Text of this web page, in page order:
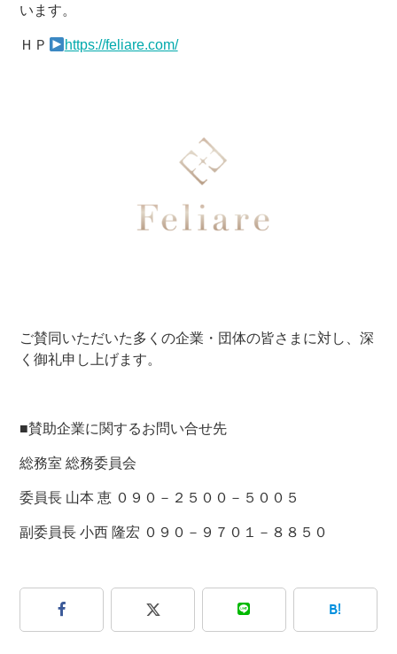
います。
ＨＰ https://feliare.com/
ご賛同いただいた多くの企業・団体の皆さまに対し、深
く御礼申し上げます。
■賛助企業に関するお問い合せ先
総務室 総務委員会
委員長 山本 恵 ０９０－２５００－５００５
副委員長 小西 隆宏 ０９０－９７０１－８８５０
B!